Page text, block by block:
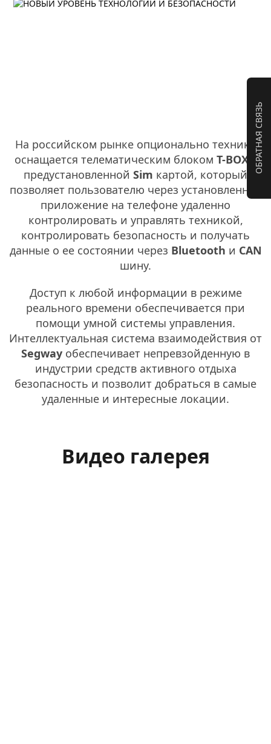
На российском рынке опционально техника
оснащается телематическим блоком T-BOX
c
предустановленной Sim картой, который
позволяет пользователю через установленное
приложение на телефоне удаленно
контролировать и управлять техникой,
контролировать безопасность и получать
данные о ее состоянии через Bluetooth и CAN
шину.
Доступ к любой информации в режиме
реального времени обеспечивается при
помощи умной системы управления.
Интеллектуальная система взаимодействия от
Segway обеспечивает непревзойденную в
индустрии средств активного отдыха
безопасность и позволит добраться в самые
удаленные и интересные локации.
Видео галерея
ОБРАТНАЯ СВЯЗЬ